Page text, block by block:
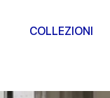
COLLEZIONI